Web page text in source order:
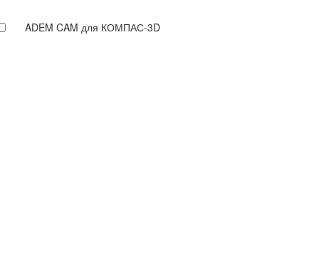
ADEM CAM для КОМПАС-3D